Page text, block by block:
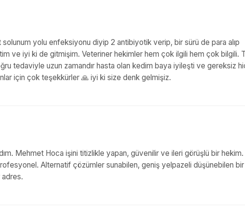
yolu enfeksiyonu diyip 2 antibiyotik verip, bir sürü de para alıp
ve iyi ki de gitmişim. Veteriner hekimler hem çok ilgili hem çok bilgili.
tedaviyle uzun zamandır hasta olan kedim baya iyileşti ve gereksiz
için çok teşekkürler 🙏 iyi ki size denk gelmişiz.
Mehmet Hoca işini titizlikle yapan, güvenilir ve ileri görüşlü bir hekim.
Alternatif çözümler sunabilen, geniş yelpazeli düşünebilen bir